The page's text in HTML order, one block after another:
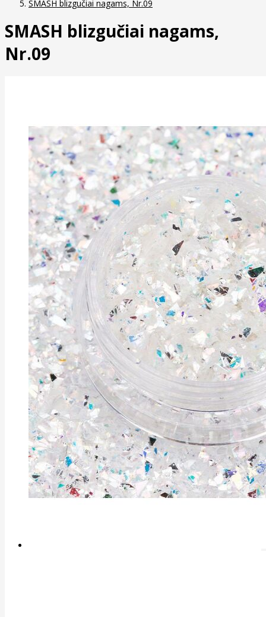
SMASH blizgučiai nagams, Nr.09
SMASH blizgučiai nagams,
Nr.09